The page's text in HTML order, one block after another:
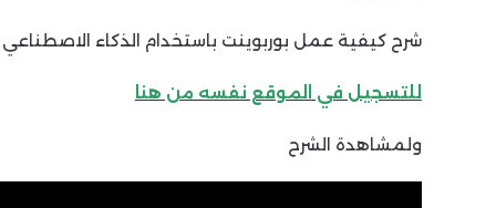
شرح كيفية عمل بوربوينت باستخدام الذكاء الاصطناعي
للتسجيل في الموقع نفسه من هنا
ولمشاهدة الشرح